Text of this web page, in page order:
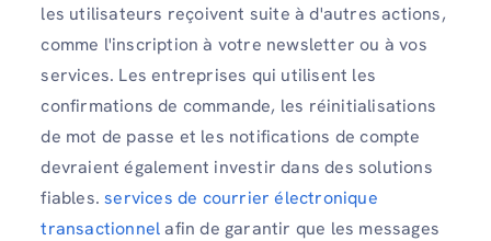
les utilisateurs reçoivent suite à d'autres actions,
comme l'inscription à votre newsletter ou à vos
services. Les entreprises qui utilisent les
confirmations de commande, les réinitialisations
de mot de passe et les notifications de compte
devraient également investir dans des solutions
fiables.services de courrier électronique
transactionnelafin de garantir que les messages